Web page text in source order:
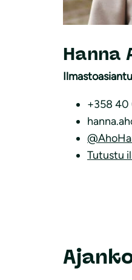
Hanna
+358 40
Tutustu